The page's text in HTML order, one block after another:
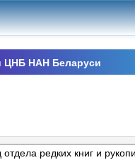
ЦНБ НАН Беларуси